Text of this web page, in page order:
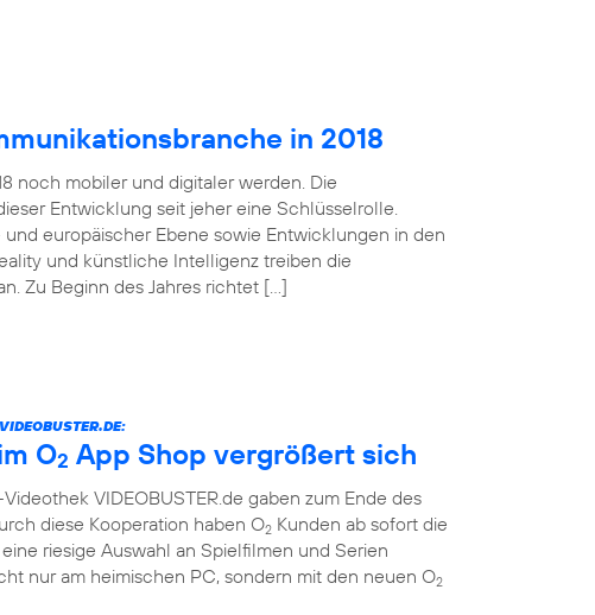
in 2018
noch mobiler und digitaler werden. Die
Entwicklung seit jeher eine Schlüsselrolle.
europäischer Ebene sowie Entwicklungen in den
und künstliche Intelligenz treiben die
Zu Beginn des Jahres richtet […]
O2 App Shop vergrößert sich
VIDEOBUSTER.de gaben zum Ende des
diese Kooperation haben O2 Kunden ab sofort die
riesige Auswahl an Spielfilmen und Serien
nur am heimischen PC, sondern mit den neuen O2